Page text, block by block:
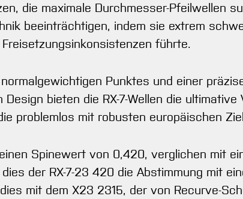
die maximale Durchmesser-Pfeilwellen
beeinträchtigen, indem sie extrem
führte.
Punktes und einer
bieten die RX-7-Wellen die
problemlos mit robusten europäischen
Spinewert von 0,420, verglichen mit
der RX-7-23 420 die Abstimmung mit
mit dem X23 2315, der von Recurve-